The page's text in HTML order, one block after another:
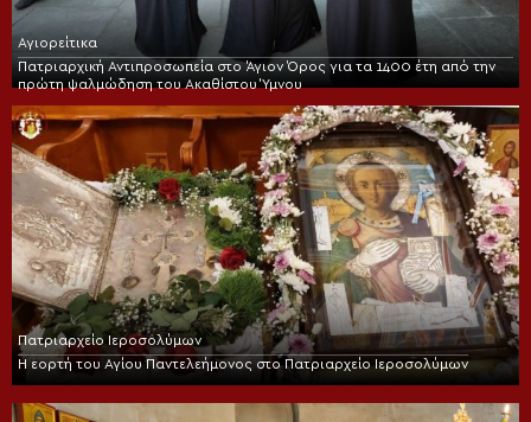
Αγιορείτικα
Πατριαρχική Αντιπροσωπεία στο Άγιον Όρος για τα 1400 έτη από την
πρώτη ψαλμώδηση του Ακαθίστου Ύμνου
Πατριαρχείο Ιεροσολύμων
Η εορτή του Αγίου Παντελεήμονος στο Πατριαρχείο Ιεροσολύμων